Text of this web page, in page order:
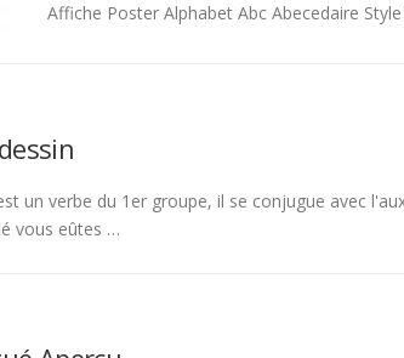
Affiche Poster Alphabet Abc Abecedaire
un verbe du 1er groupe, il se conjugue avec
vous eûtes …